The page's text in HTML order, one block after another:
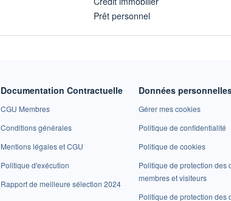
Prêt personnel
Documentation Contractuelle
CGU Membres
Conditions générales
Mentions légales et CGU
Politique d'exécution
Rapport de meilleure sélection 2024
Données
Gérer mes cookies
Politique de confidentialité
Politique de cookies
Politique de protection des
membres et visiteurs
Politique de protection des